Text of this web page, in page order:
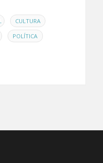
, CULTURA ,
, POLÍTICA